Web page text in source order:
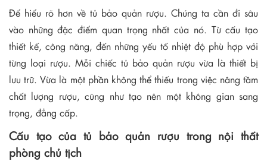
Để hiểu rõ hơn về tủ bảo quản rượu. Chúng ta cần đi sâu
vào những đặc điểm quan trọng nhất của nó. Từ cấu tạo
thiết kế, công năng, đến những yếu tố nhiệt độ phù hợp với
từng loại rượu. Mỗi chiếc tủ bảo quản rượu vừa là thiết bị
lưu trữ. Vừa là một phần không thể thiếu trong việc nâng tầm
chất lượng rượu, cũng như tạo nên một không gian sang
trọng, đẳng cấp.
Cấu tạo của tủ bảo quản rượu trong nội thất
phòng chủ tịch